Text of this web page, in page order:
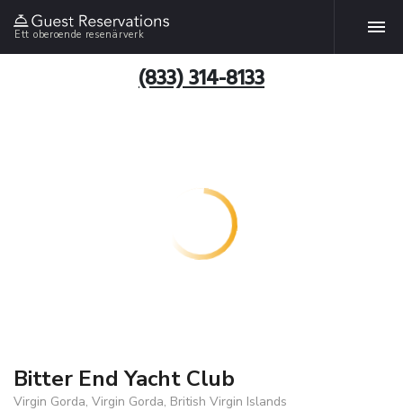
Ett oberoende resenärverk
(833) 314-8133
Bitter End Yacht Club
Virgin Gorda, Virgin Gorda, British Virgin Islands